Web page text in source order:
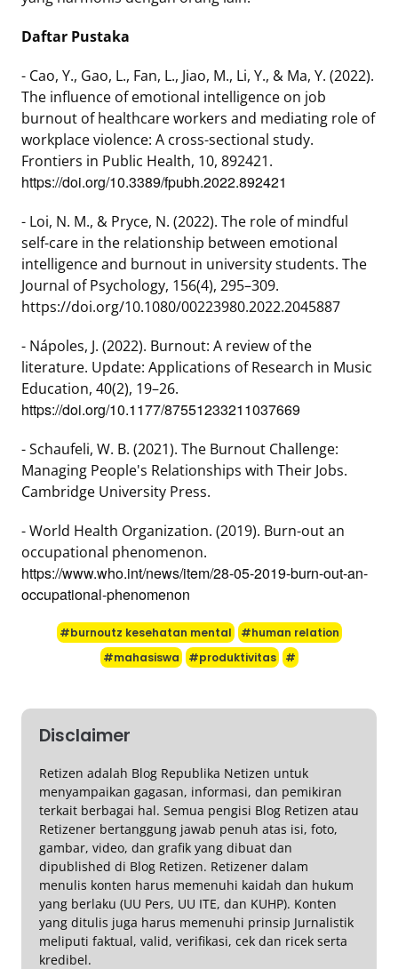
Daftar Pustaka
- Cao, Y., Gao, L., Fan, L., Jiao, M., Li, Y., & Ma, Y. (2022).
The influence of emotional intelligence on job
burnout of healthcare workers and mediating role of
workplace violence: A cross-sectional study.
Frontiers in Public Health, 10, 892421.
https://doi.org/10.3389/fpubh.2022.892421
- Loi, N. M., & Pryce, N. (2022). The role of mindful
self-care in the relationship between emotional
intelligence and burnout in university students. The
Journal of Psychology, 156(4), 295–309.
https://doi.org/10.1080/00223980.2022.2045887
- Nápoles, J. (2022). Burnout: A review of the
literature. Update: Applications of Research in Music
Education, 40(2), 19–26.
https://doi.org/10.1177/87551233211037669
- Schaufeli, W. B. (2021). The Burnout Challenge:
Managing People's Relationships with Their Jobs.
Cambridge University Press.
- World Health Organization. (2019). Burn-out an
occupational phenomenon.
https://www.who.int/news/item/28-05-2019-burn-out-an-
occupational-phenomenon
#burnoutz kesehatan mental
#human relation
#mahasiswa
#produktivitas #
Disclaimer
Retizen adalah Blog Republika Netizen untuk
menyampaikan gagasan, informasi, dan pemikiran
terkait berbagai hal. Semua pengisi Blog Retizen atau
Retizener bertanggung jawab penuh atas isi, foto,
gambar, video, dan grafik yang dibuat dan
dipublished di Blog Retizen. Retizener dalam
menulis konten harus memenuhi kaidah dan hukum
yang berlaku (UU Pers, UU ITE, dan KUHP). Konten
yang ditulis juga harus memenuhi prinsip Jurnalistik
meliputi faktual, valid, verifikasi, cek dan ricek serta
kredibel.